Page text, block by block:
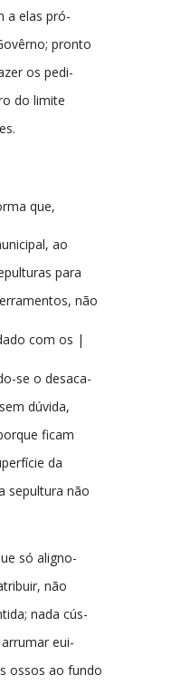
a elas pró-
pronto
os pedi-
do limite
que,
ao
para
não
com os |
se o desaca-
dúvida,
ficam
da
sepultura não
só aligno-
não
nada cús-
eui-
ossos ao fundo